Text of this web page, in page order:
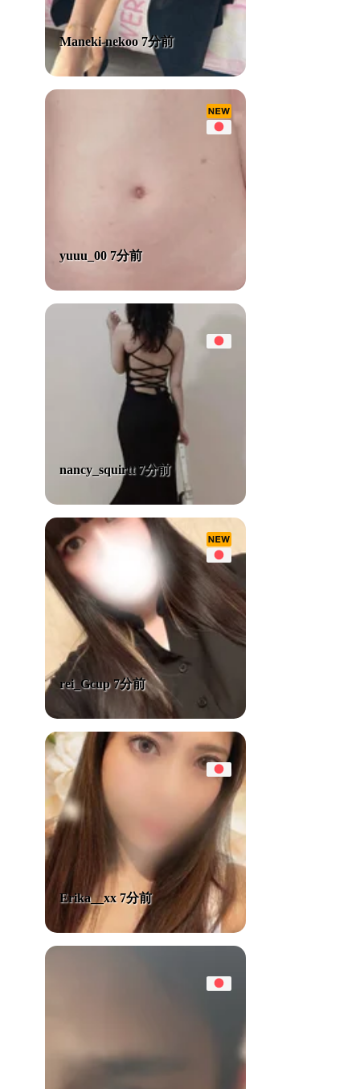
Maneki-nekoo 7分前
yuuu_00 7分前
nancy_squirtt 7分前
rei_Gcup 7分前
Erika__xx 7分前